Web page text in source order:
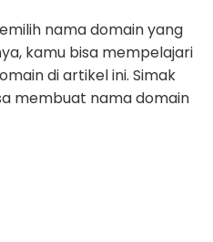
nama domain yang
kamu bisa mempelajari
di artikel ini. Simak
membuat nama domain